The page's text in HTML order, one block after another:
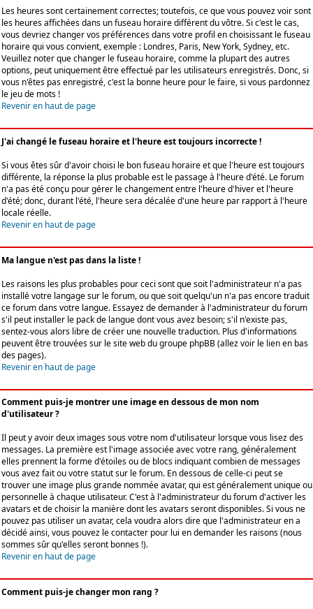
Les heures sont certainement correctes; toutefois, ce que vous pouvez voir sont
les heures affichées dans un fuseau horaire différent du vôtre. Si c'est le cas,
vous devriez changer vos préférences dans votre profil en choisissant le fuseau
horaire qui vous convient, exemple : Londres, Paris, New York, Sydney, etc.
Veuillez noter que changer le fuseau horaire, comme la plupart des autres
options, peut uniquement être effectué par les utilisateurs enregistrés. Donc, si
vous n'êtes pas enregistré, c'est la bonne heure pour le faire, si vous pardonnez
le jeu de mots !
Revenir en haut de page
J'ai changé le fuseau horaire et l'heure est toujours incorrecte !
Si vous êtes sûr d'avoir choisi le bon fuseau horaire et que l'heure est toujours
différente, la réponse la plus probable est le passage à l'heure d'été. Le forum
n'a pas été conçu pour gérer le changement entre l'heure d'hiver et l'heure
d'été; donc, durant l'été, l'heure sera décalée d'une heure par rapport à l'heure
locale réelle.
Revenir en haut de page
Ma langue n'est pas dans la liste !
Les raisons les plus probables pour ceci sont que soit l'administrateur n'a pas
installé votre langage sur le forum, ou que soit quelqu'un n'a pas encore traduit
ce forum dans votre langue. Essayez de demander à l'administrateur du forum
s'il peut installer le pack de langue dont vous avez besoin; s'il n'existe pas,
sentez-vous alors libre de créer une nouvelle traduction. Plus d'informations
peuvent être trouvées sur le site web du groupe phpBB (allez voir le lien en bas
des pages).
Revenir en haut de page
Comment puis-je montrer une image en dessous de mon nom
d'utilisateur ?
Il peut y avoir deux images sous votre nom d'utilisateur lorsque vous lisez des
messages. La première est l'image associée avec votre rang, généralement
elles prennent la forme d'étoiles ou de blocs indiquant combien de messages
vous avez fait ou votre statut sur le forum. En dessous de celle-ci peut se
trouver une image plus grande nommée avatar, qui est généralement unique ou
personnelle à chaque utilisateur. C'est à l'administrateur du forum d'activer les
avatars et de choisir la manière dont les avatars seront disponibles. Si vous ne
pouvez pas utiliser un avatar, cela voudra alors dire que l'administrateur en a
décidé ainsi, vous pouvez le contacter pour lui en demander les raisons (nous
sommes sûr qu'elles seront bonnes !).
Revenir en haut de page
Comment puis-je changer mon rang ?